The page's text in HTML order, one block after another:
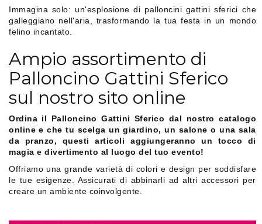
Immagina solo: un'esplosione di palloncini gattini sferici che
galleggiano nell'aria, trasformando la tua festa in un mondo
felino incantato.
Ampio assortimento di
Palloncino Gattini Sferico
sul nostro sito online
Ordina il Palloncino Gattini Sferico dal nostro catalogo
online e che tu scelga un giardino, un salone o una sala
da pranzo, questi articoli aggiungeranno un tocco di
magia e divertimento al luogo del tuo evento!
Offriamo una grande varietà di colori e design per soddisfare
le tue esigenze. Assicurati di abbinarli ad altri accessori per
creare un ambiente coinvolgente.